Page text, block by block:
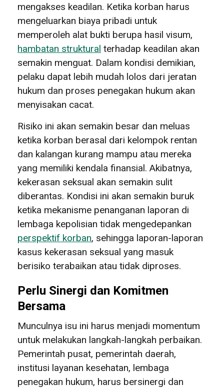
mengakses keadilan. Ketika korban harus
mengeluarkan biaya pribadi untuk
memperoleh alat bukti berupa hasil visum,
hambatan struktural terhadap keadilan akan
semakin menguat. Dalam kondisi demikian,
pelaku dapat lebih mudah lolos dari jeratan
hukum dan proses penegakan hukum akan
menyisakan cacat.
Risiko ini akan semakin besar dan meluas
ketika korban berasal dari kelompok rentan
dan kalangan kurang mampu atau mereka
yang memiliki kendala finansial. Akibatnya,
kekerasan seksual akan semakin sulit
diberantas. Kondisi ini akan semakin buruk
ketika mekanisme penanganan laporan di
lembaga kepolisian tidak mengedepankan
perspektif korban, sehingga laporan-laporan
kasus kekerasan seksual yang masuk
berisiko terabaikan atau tidak diproses.
Perlu Sinergi dan Komitmen
Bersama
Munculnya isu ini harus menjadi momentum
untuk melakukan langkah-langkah perbaikan.
Pemerintah pusat, pemerintah daerah,
institusi layanan kesehatan, lembaga
penegakan hukum, harus bersinergi dan